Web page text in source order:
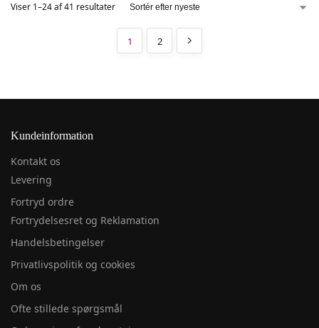
Viser 1–24 af 41 resultater
1 2
Kundeinformation
Kontakt os
Levering
Fortryd ordre
Fortrydelsesret og Reklamation
Handelsbetingelser
Privatlivspolitik og cookies
Om os
Ofte stillede spørgsmål